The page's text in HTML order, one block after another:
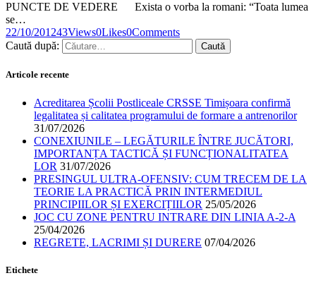
PUNCTE DE VEDERE Exista o vorba la romani: “Toata lumea
se…
22/10/201243Views0Likes0Comments
Caută după:
Articole recente
Acreditarea Școlii Postliceale CRSSE Timișoara confirmă
legalitatea și calitatea programului de formare a antrenorilor
31/07/2026
CONEXIUNILE – LEGĂTURILE ÎNTRE JUCĂTORI,
IMPORTANȚA TACTICĂ ȘI FUNCȚIONALITATEA
LOR 31/07/2026
PRESINGUL ULTRA-OFENSIV: CUM TRECEM DE LA
TEORIE LA PRACTICĂ PRIN INTERMEDIUL
PRINCIPIILOR ȘI EXERCIȚIILOR 25/05/2026
JOC CU ZONE PENTRU INTRARE DIN LINIA A-2-A
25/04/2026
REGRETE, LACRIMI ȘI DURERE 07/04/2026
Etichete